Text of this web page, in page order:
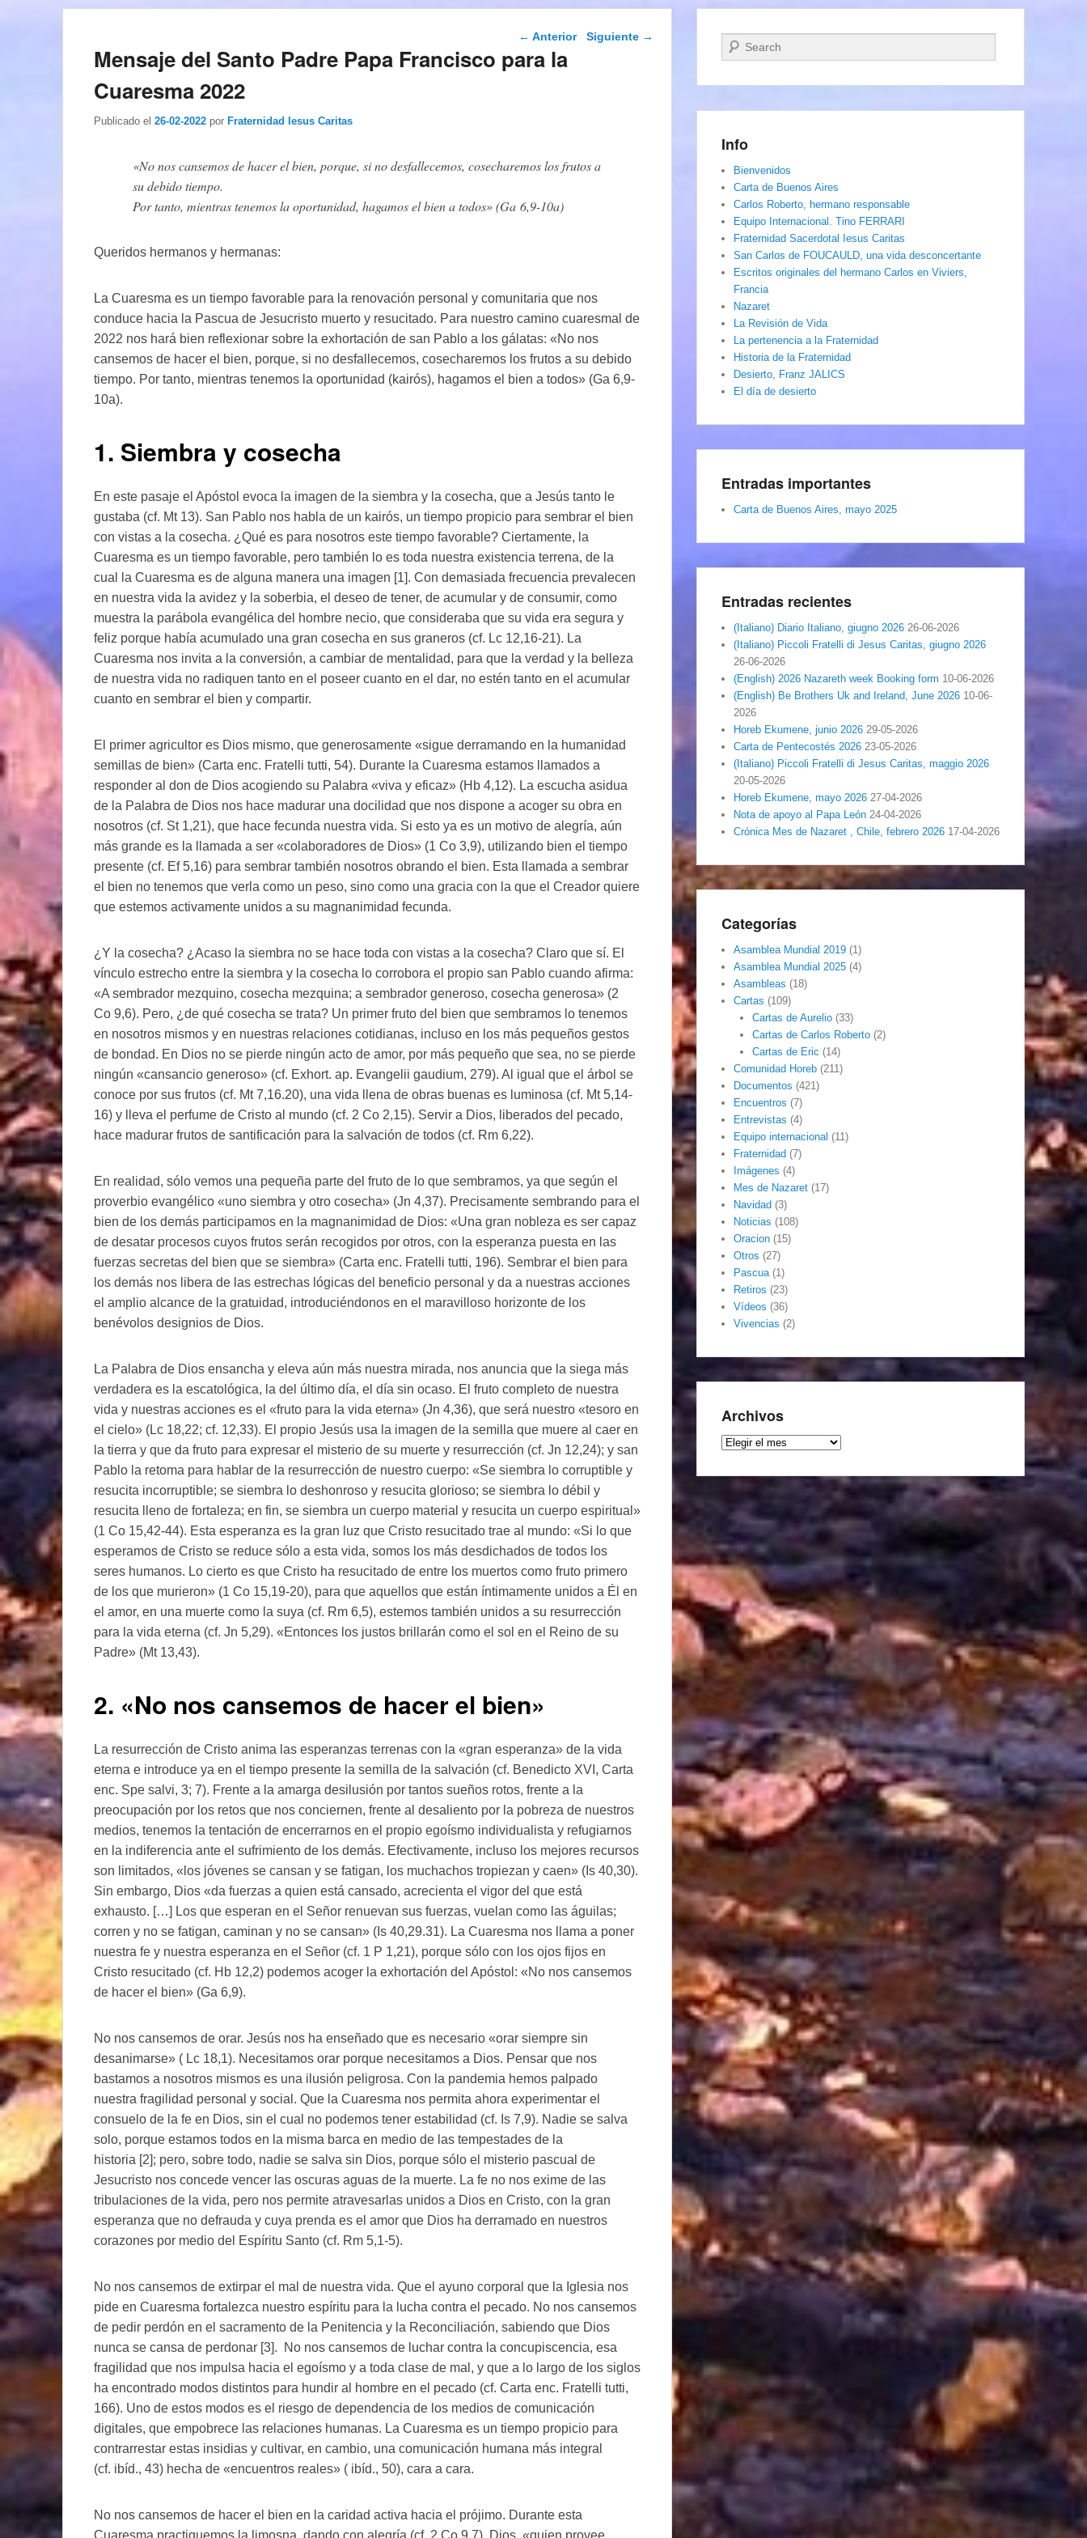
Navegación de
← Anterior Siguiente →
Mensaje del Santo Padre Papa Francisco para la
Cuaresma 2022
Publicado el 26-02-2022 por Fraternidad Iesus Caritas
«No nos cansemos de hacer el bien, porque, si no desfallecemos, cosecharemos los frutos a
su debido tiempo.
Por tanto, mientras tenemos la oportunidad, hagamos el bien a todos» (Ga 6,9-10a)
Queridos hermanos y hermanas:
La Cuaresma es un tiempo favorable para la renovación personal y comunitaria que nos
conduce hacia la Pascua de Jesucristo muerto y resucitado. Para nuestro camino cuaresmal de
2022 nos hará bien reflexionar sobre la exhortación de san Pablo a los gálatas: «No nos
cansemos de hacer el bien, porque, si no desfallecemos, cosecharemos los frutos a su debido
tiempo. Por tanto, mientras tenemos la oportunidad (kairós), hagamos el bien a todos» (Ga 6,9-
10a).
1. Siembra y cosecha
En este pasaje el Apóstol evoca la imagen de la siembra y la cosecha, que a Jesús tanto le
gustaba (cf. Mt 13). San Pablo nos habla de un kairós, un tiempo propicio para sembrar el bien
con vistas a la cosecha. ¿Qué es para nosotros este tiempo favorable? Ciertamente, la
Cuaresma es un tiempo favorable, pero también lo es toda nuestra existencia terrena, de la
cual la Cuaresma es de alguna manera una imagen [1]. Con demasiada frecuencia prevalecen
en nuestra vida la avidez y la soberbia, el deseo de tener, de acumular y de consumir, como
muestra la parábola evangélica del hombre necio, que consideraba que su vida era segura y
feliz porque había acumulado una gran cosecha en sus graneros (cf. Lc 12,16-21). La
Cuaresma nos invita a la conversión, a cambiar de mentalidad, para que la verdad y la belleza
de nuestra vida no radiquen tanto en el poseer cuanto en el dar, no estén tanto en el acumular
cuanto en sembrar el bien y compartir.
El primer agricultor es Dios mismo, que generosamente «sigue derramando en la humanidad
semillas de bien» (Carta enc. Fratelli tutti, 54). Durante la Cuaresma estamos llamados a
responder al don de Dios acogiendo su Palabra «viva y eficaz» (Hb 4,12). La escucha asidua
de la Palabra de Dios nos hace madurar una docilidad que nos dispone a acoger su obra en
nosotros (cf. St 1,21), que hace fecunda nuestra vida. Si esto ya es un motivo de alegría, aún
más grande es la llamada a ser «colaboradores de Dios» (1 Co 3,9), utilizando bien el tiempo
presente (cf. Ef 5,16) para sembrar también nosotros obrando el bien. Esta llamada a sembrar
el bien no tenemos que verla como un peso, sino como una gracia con la que el Creador quiere
que estemos activamente unidos a su magnanimidad fecunda.
¿Y la cosecha? ¿Acaso la siembra no se hace toda con vistas a la cosecha? Claro que sí. El
vínculo estrecho entre la siembra y la cosecha lo corrobora el propio san Pablo cuando afirma:
«A sembrador mezquino, cosecha mezquina; a sembrador generoso, cosecha generosa» (2
Co 9,6). Pero, ¿de qué cosecha se trata? Un primer fruto del bien que sembramos lo tenemos
en nosotros mismos y en nuestras relaciones cotidianas, incluso en los más pequeños gestos
de bondad. En Dios no se pierde ningún acto de amor, por más pequeño que sea, no se pierde
ningún «cansancio generoso» (cf. Exhort. ap. Evangelii gaudium, 279). Al igual que el árbol se
conoce por sus frutos (cf. Mt 7,16.20), una vida llena de obras buenas es luminosa (cf. Mt 5,14-
16) y lleva el perfume de Cristo al mundo (cf. 2 Co 2,15). Servir a Dios, liberados del pecado,
hace madurar frutos de santificación para la salvación de todos (cf. Rm 6,22).
En realidad, sólo vemos una pequeña parte del fruto de lo que sembramos, ya que según el
proverbio evangélico «uno siembra y otro cosecha» (Jn 4,37). Precisamente sembrando para el
bien de los demás participamos en la magnanimidad de Dios: «Una gran nobleza es ser capaz
de desatar procesos cuyos frutos serán recogidos por otros, con la esperanza puesta en las
fuerzas secretas del bien que se siembra» (Carta enc. Fratelli tutti, 196). Sembrar el bien para
los demás nos libera de las estrechas lógicas del beneficio personal y da a nuestras acciones
el amplio alcance de la gratuidad, introduciéndonos en el maravilloso horizonte de los
benévolos designios de Dios.
La Palabra de Dios ensancha y eleva aún más nuestra mirada, nos anuncia que la siega más
verdadera es la escatológica, la del último día, el día sin ocaso. El fruto completo de nuestra
vida y nuestras acciones es el «fruto para la vida eterna» (Jn 4,36), que será nuestro «tesoro en
el cielo» (Lc 18,22; cf. 12,33). El propio Jesús usa la imagen de la semilla que muere al caer en
la tierra y que da fruto para expresar el misterio de su muerte y resurrección (cf. Jn 12,24); y san
Pablo la retoma para hablar de la resurrección de nuestro cuerpo: «Se siembra lo corruptible y
resucita incorruptible; se siembra lo deshonroso y resucita glorioso; se siembra lo débil y
resucita lleno de fortaleza; en fin, se siembra un cuerpo material y resucita un cuerpo espiritual»
(1 Co 15,42-44). Esta esperanza es la gran luz que Cristo resucitado trae al mundo: «Si lo que
esperamos de Cristo se reduce sólo a esta vida, somos los más desdichados de todos los
seres humanos. Lo cierto es que Cristo ha resucitado de entre los muertos como fruto primero
de los que murieron» (1 Co 15,19-20), para que aquellos que están íntimamente unidos a Él en
el amor, en una muerte como la suya (cf. Rm 6,5), estemos también unidos a su resurrección
para la vida eterna (cf. Jn 5,29). «Entonces los justos brillarán como el sol en el Reino de su
Padre» (Mt 13,43).
2. «No nos cansemos de hacer el bien»
La resurrección de Cristo anima las esperanzas terrenas con la «gran esperanza» de la vida
eterna e introduce ya en el tiempo presente la semilla de la salvación (cf. Benedicto XVI, Carta
enc. Spe salvi, 3; 7). Frente a la amarga desilusión por tantos sueños rotos, frente a la
preocupación por los retos que nos conciernen, frente al desaliento por la pobreza de nuestros
medios, tenemos la tentación de encerrarnos en el propio egoísmo individualista y refugiarnos
en la indiferencia ante el sufrimiento de los demás. Efectivamente, incluso los mejores recursos
son limitados, «los jóvenes se cansan y se fatigan, los muchachos tropiezan y caen» (Is 40,30).
Sin embargo, Dios «da fuerzas a quien está cansado, acrecienta el vigor del que está
exhausto. […] Los que esperan en el Señor renuevan sus fuerzas, vuelan como las águilas;
corren y no se fatigan, caminan y no se cansan» (Is 40,29.31). La Cuaresma nos llama a poner
nuestra fe y nuestra esperanza en el Señor (cf. 1 P 1,21), porque sólo con los ojos fijos en
Cristo resucitado (cf. Hb 12,2) podemos acoger la exhortación del Apóstol: «No nos cansemos
de hacer el bien» (Ga 6,9).
No nos cansemos de orar. Jesús nos ha enseñado que es necesario «orar siempre sin
desanimarse» ( Lc 18,1). Necesitamos orar porque necesitamos a Dios. Pensar que nos
bastamos a nosotros mismos es una ilusión peligrosa. Con la pandemia hemos palpado
nuestra fragilidad personal y social. Que la Cuaresma nos permita ahora experimentar el
consuelo de la fe en Dios, sin el cual no podemos tener estabilidad (cf. Is 7,9). Nadie se salva
solo, porque estamos todos en la misma barca en medio de las tempestades de la
historia [2]; pero, sobre todo, nadie se salva sin Dios, porque sólo el misterio pascual de
Jesucristo nos concede vencer las oscuras aguas de la muerte. La fe no nos exime de las
tribulaciones de la vida, pero nos permite atravesarlas unidos a Dios en Cristo, con la gran
esperanza que no defrauda y cuya prenda es el amor que Dios ha derramado en nuestros
corazones por medio del Espíritu Santo (cf. Rm 5,1-5).
No nos cansemos de extirpar el mal de nuestra vida. Que el ayuno corporal que la Iglesia nos
pide en Cuaresma fortalezca nuestro espíritu para la lucha contra el pecado. No nos cansemos
de pedir perdón en el sacramento de la Penitencia y la Reconciliación, sabiendo que Dios
nunca se cansa de perdonar [3]. No nos cansemos de luchar contra la concupiscencia, esa
fragilidad que nos impulsa hacia el egoísmo y a toda clase de mal, y que a lo largo de los siglos
ha encontrado modos distintos para hundir al hombre en el pecado (cf. Carta enc. Fratelli tutti,
166). Uno de estos modos es el riesgo de dependencia de los medios de comunicación
digitales, que empobrece las relaciones humanas. La Cuaresma es un tiempo propicio para
contrarrestar estas insidias y cultivar, en cambio, una comunicación humana más integral
(cf. ibíd., 43) hecha de «encuentros reales» ( ibíd., 50), cara a cara.
No nos cansemos de hacer el bien en la caridad activa hacia el prójimo. Durante esta
Buscar
Info
Bienvenidos
Carta de Buenos Aires
Carlos Roberto, hermano responsable
Equipo Internacional. Tino FERRARI
Fraternidad Sacerdotal Iesus Caritas
San Carlos de FOUCAULD, una vida desconcertante
Escritos originales del hermano Carlos en Viviers,
Francia
Nazaret
La Revisión de Vida
La pertenencia a la Fraternidad
Historia de la Fraternidad
Desierto, Franz JALICS
El día de desierto
Entradas importantes
Carta de Buenos Aires, mayo 2025
Entradas recientes
(Italiano) Diario Italiano, giugno 2026 26-06-2026
(Italiano) Piccoli Fratelli di Jesus Caritas, giugno 2026
26-06-2026
(English) 2026 Nazareth week Booking form 10-06-2026
(English) Be Brothers Uk and Ireland, June 2026 10-06-
2026
Horeb Ekumene, junio 2026 29-05-2026
Carta de Pentecostés 2026 23-05-2026
(Italiano) Piccoli Fratelli di Jesus Caritas, maggio 2026
20-05-2026
Horeb Ekumene, mayo 2026 27-04-2026
Nota de apoyo al Papa León 24-04-2026
Crónica Mes de Nazaret , Chile, febrero 2026 17-04-2026
Categorías
Asamblea Mundial 2019 (1)
Asamblea Mundial 2025 (4)
Asambleas (18)
Cartas (109)
Cartas de Aurelio(33)
Cartas de Carlos Roberto(2)
Cartas de Eric (14)
Comunidad Horeb (211)
Documentos (421)
Encuentros (7)
Entrevistas (4)
Equipo internacional (11)
Fraternidad (7)
Imágenes (4)
Mes de Nazaret (17)
Navidad (3)
Noticias (108)
Oracion (15)
Otros (27)
Pascua(1)
Retiros (23)
Vídeos (36)
Vivencias (2)
Archivos
Archivos